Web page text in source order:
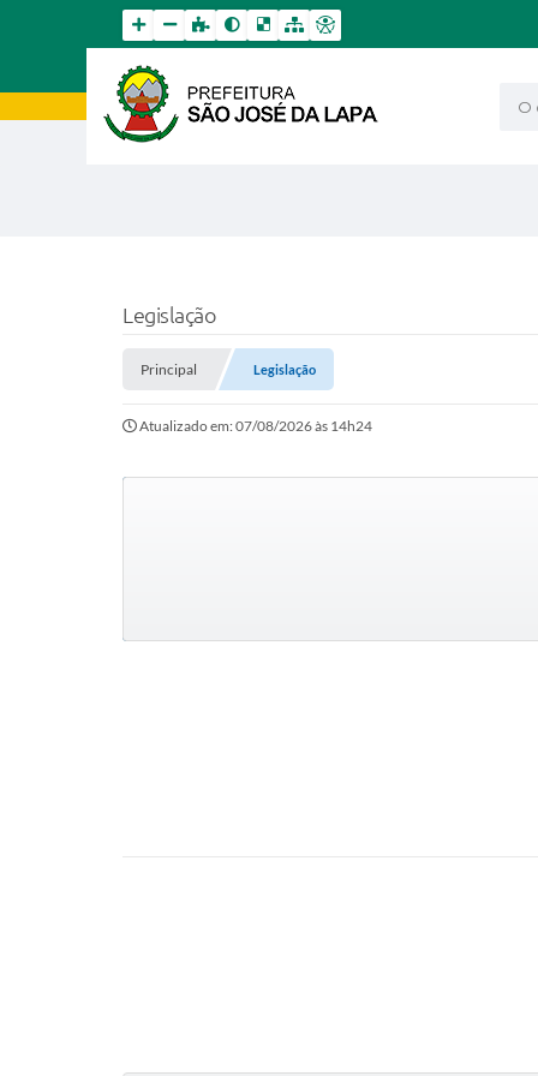
O
Legislação
Principal Legislação
Atualizado em: 07/08/2026 às 14h24